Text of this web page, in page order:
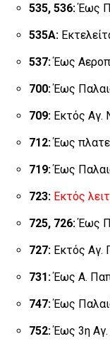
535, 536:Έως
535Α:
537:Έως
700:Έως
709: Εκτός Αγ.
712:Έως
719:Έως
723: Εκτός
725, 726:Έως
727: Εκτός Αγ.
731:Έως Α.
747:Έως
752:Έως 3η Αγ.